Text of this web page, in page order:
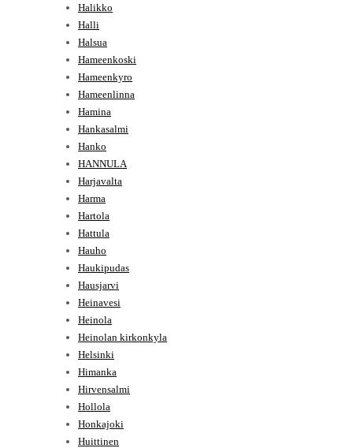
Halikko
Halli
Halsua
Hameenkoski
Hameenkyro
Hameenlinna
Hamina
Hankasalmi
Hanko
HANNULA
Harjavalta
Harma
Hartola
Hattula
Hauho
Haukipudas
Hausjarvi
Heinavesi
Heinola
Heinolan kirkonkyla
Helsinki
Himanka
Hirvensalmi
Hollola
Honkajoki
Huittinen